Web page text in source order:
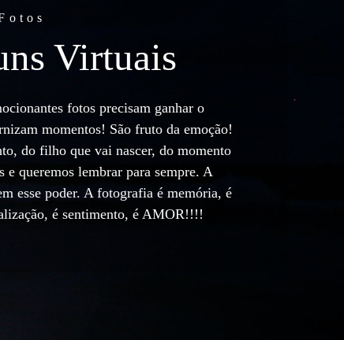
Virtuais
fotos precisam ganhar o
momentos! São fruto da emoção!
do filho que vai nascer, do momento
e queremos lembrar para sempre. A
esse poder. A fotografia é memória, é
é sentimento, é AMOR!!!!